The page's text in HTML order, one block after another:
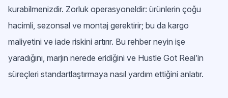
kurabilmenizdir. Zorluk operasyoneldir: ürünlerin çoğu
hacimli, sezonsal ve montaj gerektirir; bu da kargo
maliyetini ve iade riskini artırır. Bu rehber neyin işe
yaradığını, marjın nerede eridiğini ve Hustle Got Real’in
süreçleri standartlaştırmaya nasıl yardım ettiğini anlatır.